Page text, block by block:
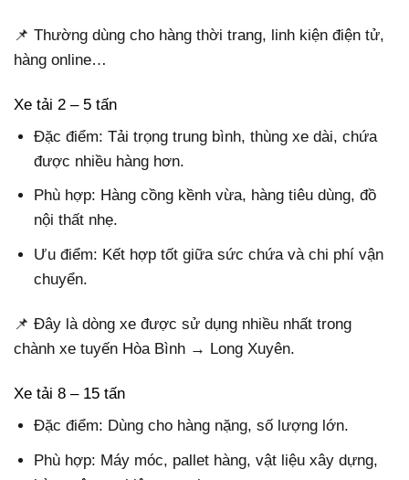
📌 Thường dùng cho hàng thời trang, linh kiện điện tử,
hàng online…
Xe tải 2 – 5 tấn
Đặc điểm: Tải trọng trung bình, thùng xe dài, chứa
được nhiều hàng hơn.
Phù hợp: Hàng cồng kềnh vừa, hàng tiêu dùng, đồ
nội thất nhẹ.
Ưu điểm: Kết hợp tốt giữa sức chứa và chi phí vận
chuyển.
📌 Đây là dòng xe được sử dụng nhiều nhất trong
chành xe tuyến Hòa Bình → Long Xuyên.
Xe tải 8 – 15 tấn
Đặc điểm: Dùng cho hàng nặng, số lượng lớn.
Phù hợp: Máy móc, pallet hàng, vật liệu xây dựng,